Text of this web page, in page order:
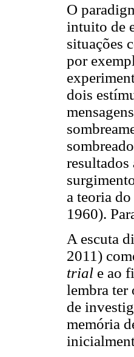
O
intuito de
situações
por
dois
a teoria
1960).
A escuta
2011)
trial e ao
lembra ter
de
memória